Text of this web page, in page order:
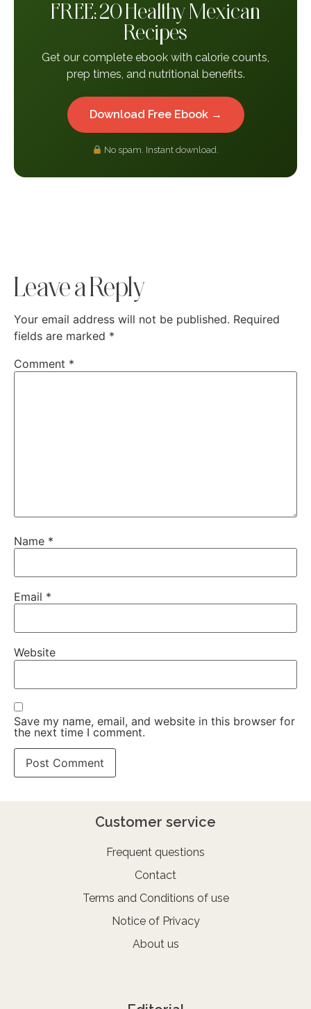
FREE: 20 Healthy Mexican
Recipes
Get our complete ebook with calorie counts,
prep times, and nutritional benefits.
Download Free Ebook →
No spam. Instant download.
Leave a Reply
Your email address will not be published. Required
fields are marked *
Comment *
Name *
Email *
Website
Save my name, email, and website in this browser for
the next time I comment.
Customer service
Frequent questions
Contact
Terms and Conditions of use
Notice of Privacy
About us